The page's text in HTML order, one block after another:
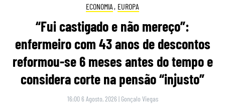
ECONOMIA , EUROPA
“Fui castigado e não mereço”:
enfermeiro com 43 anos de descontos
reformou-se 6 meses antes do tempo e
considera corte na pensão “injusto”
16:00 6 Agosto, 2026 | Gonçalo Viegas